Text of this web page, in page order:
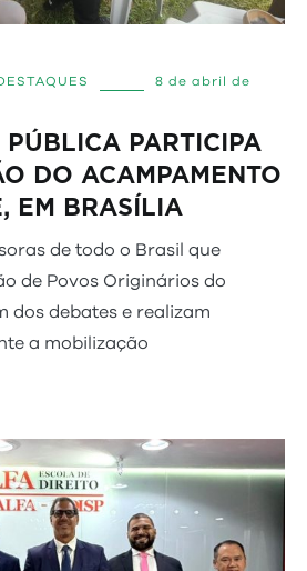
8 de abril de
PÚBLICA PARTICIPA
DO ACAMPAMENTO
EM BRASÍLIA
de todo o Brasil que
de Povos Originários do
dos debates e realizam
a mobilização